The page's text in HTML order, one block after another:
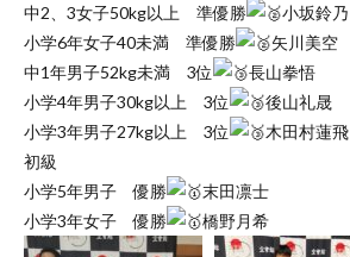
中2、3女子50kg以上 準優勝
小坂鈴乃
小学6年女子40未満 準優勝
矢川美空
中1年男子52kg未満 3位
長山拳悟
小学4年男子30kg以上 3位
後山礼晟
小学3年男子27kg以上 3位
木田村蓮飛
初級
小学5年男子 優勝
末田凛士
小学3年女子 優勝
橋野月希